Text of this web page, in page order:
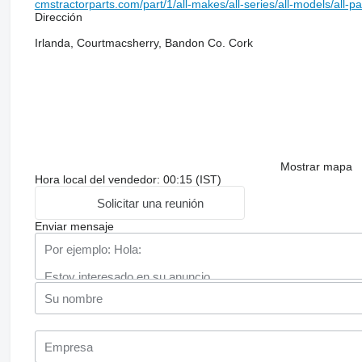
cmstractorparts.com/part/1/all-makes/all-series/all-models/all-
Dirección
Irlanda, Courtmacsherry, Bandon Co. Cork
Mostrar mapa
Hora local del vendedor: 00:15 (IST)
Solicitar una reunión
Enviar mensaje